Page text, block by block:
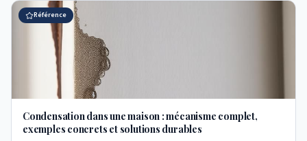
Référence
Condensation dans une maison : mécanisme complet,
exemples concrets et solutions durables